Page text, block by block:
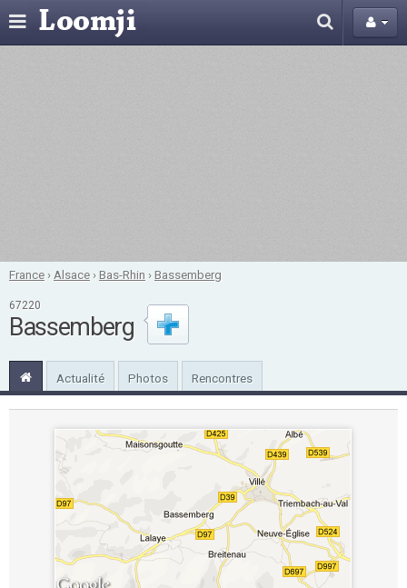
France › Alsace ›Bas-Rhin ›Bassemberg
67220
Bassemberg
Actualité Photos Rencontres